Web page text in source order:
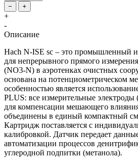
−
+
+
-
Описание
Hach N-ISE sc – это промышленный
для непрерывного прямого
(NO3-N) в аэротенках очистных
основана на потенциометрическом
особенностью является
PLUS: все измерительные
для компенсации мешающего
объединены в единый компактный
Картридж поставляется с
калибровкой. Датчик передает
автоматизации процессов
углеродной подпитки (метанола).